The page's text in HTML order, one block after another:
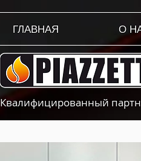
ГЛАВНАЯ О
Квалифицированный